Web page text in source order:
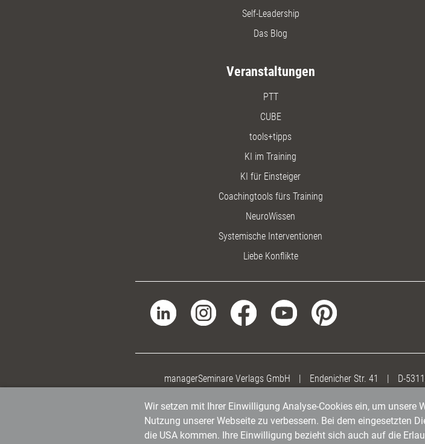
Self-Leadership
Das Blog
Veranstaltungen
PTT
CUBE
tools+tipps
KI im Training
KI für Einsteiger
Coachingtools fürs Training
NeuroWissen
Systemische Interventionen
Liebe Konflikte
managerSeminare Verlags GmbH | Endenicher Str. 41 | D-
Wir setzen mit Ihrer Einwilligung Analyse-Cookies ein, um unsere
Nutzung unserer Webseite zu verbessern. Bei dem eingesetzten
die USA kommen. Ihre Einwilligung bezieht sich auch auf die